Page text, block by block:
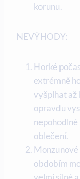
korunu.
NEVÝHODY:
Horké
extrémně
vyšplhat až
opravdu
oblečení.
obdobím